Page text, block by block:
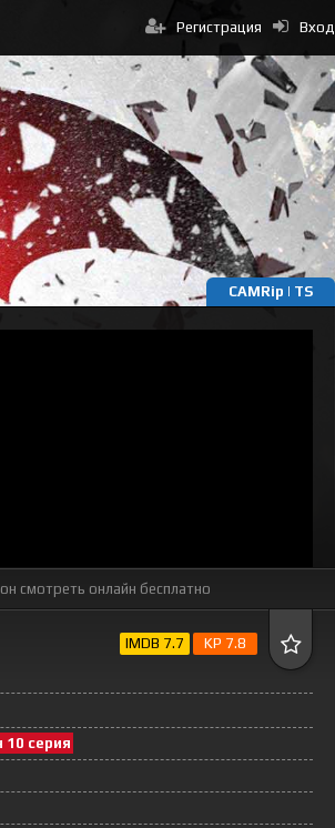
Вход
Регистрация
CAMRip | TS
смотреть онлайн бесплатно
IMDB 7.7 KP 7.8
10 серия